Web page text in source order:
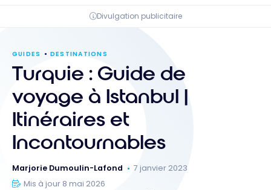
Divulgation publicitaire
GUIDES DESTINATIONS
Turquie : Guide de
voyage à Istanbul |
Itinéraires et
Incontournables
Marjorie Dumoulin-Lafond
7 janvier 2023
Mis à jour 8 mai 2026